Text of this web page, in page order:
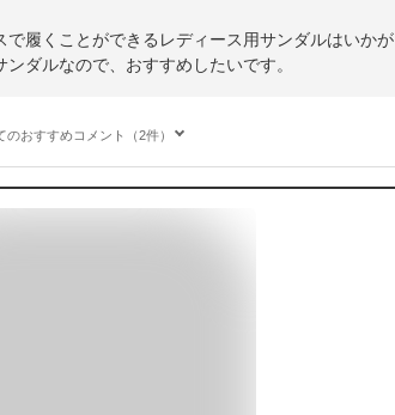
履くことができるレディース用サンダルはいかが
ダルなので、おすすめしたいです。
のおすすめコメント（2件）